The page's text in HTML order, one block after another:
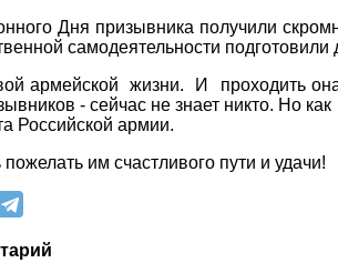
Дня призывника получили
самодеятельности
армейской жизни. И проходить
- сейчас не знает никто. Но
Российской армии.
пожелать им счастливого пути и